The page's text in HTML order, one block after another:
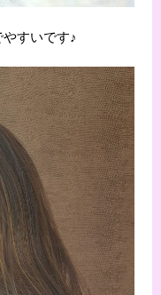
すいです♪